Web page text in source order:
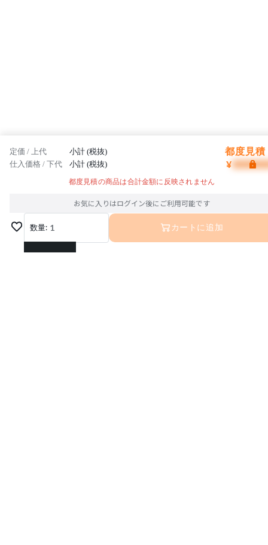
定価 / 上代 小計 (税抜) 都度見積
仕入価格 / 下代 小計 (税抜) ¥
都度見積の商品は合計金額に反映されません
お気に入りはログイン後にご利用可能です
数量: 1
1
カートに追加